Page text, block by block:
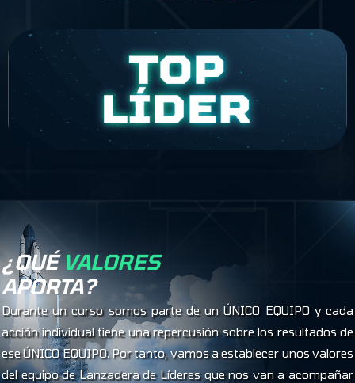
¿QUÉVALORES
APORTA?
Durante un curso somos parte de un ÚNICO EQUIPO y cada
acción individual tiene una repercusión sobre los resultados de
ese ÚNICO EQUIPO. Por tanto, vamos a establecer unos valores
del equipo de Lanzadera de Líderes que nos van a acompañar